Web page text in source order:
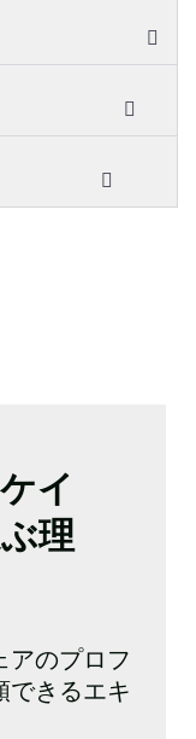
イ
理
アのプロフ
できるエキ